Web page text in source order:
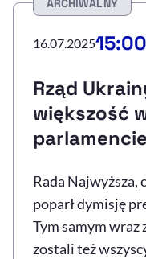
Sprawdź, jak i dlaczego
ARCHIWALNY
16.07.202515:00
Rząd
większość
parlamencie
Rada Najwyższa,
poparł dymisję
Tym samym wraz
zostali też